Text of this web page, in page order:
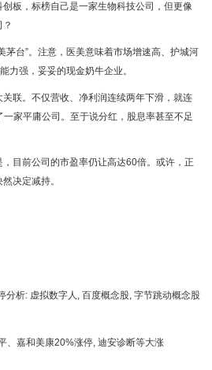
板，标榜自己是一家生物科技公司，但更像
茅台”。注意，医美意味着市场增速高、护城河
力强，妥妥的现金奶牛企业。
联。不仅营收、净利润连续两年下滑，就连
家平庸公司。至于说分红，股息率甚至不足
目前公司的市盈率仍让高达60倍。或许，正
决定减持。
分析: 虚拟数字人, 百度概念股, 字节跳动概念股
、嘉和美康20%涨停, 迪安诊断等大涨